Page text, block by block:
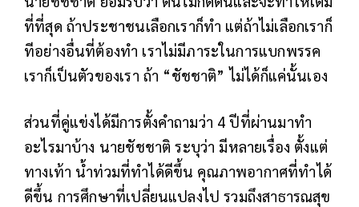
ที่ที่สุด ถ้าประชาชนเลือกเราก็ทำ แต่ถ้าไม่เลือกเราก็
ทีอย่างอื่นที่ต้องทำ เราไม่มีภาระในการแบกพรรค
เราก็เป็นตัวของเรา ถ้า “ชัชชาติ” ไม่ได้ก็แค่นั้นเอง
ส่วนที่คู่แข่งได้มีการตั้งคำถามว่า 4 ปีที่ผ่านมาทำ
อะไรมาบ้าง นายชัชชาติ ระบุว่า มีหลายเรื่อง ตั้งแต่
ทางเท้า น้ำท่วมที่ทำได้ดีขึ้น คุณภาพอากาศที่ทำได้
ดีขึ้น การศึกษาที่เปลี่ยนแปลงไป รวมถึงสาธารณสุข